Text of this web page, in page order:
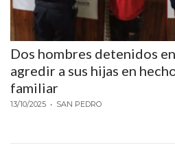
DIARIO
REPORTERO
DIARIO
DEPORTIVO
GRUPO
DE
Dos hombres detenidos
agredir a sus hijas en
familiar
13/10/2025 • SAN PEDRO